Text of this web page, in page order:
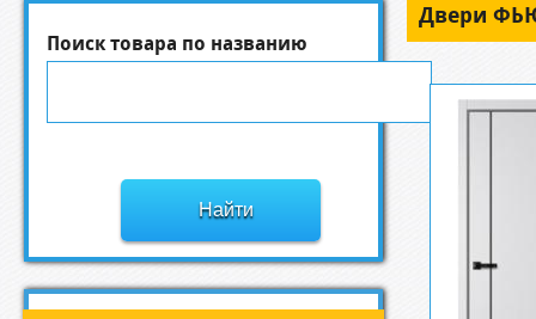
Поиск товара по названию
Двери